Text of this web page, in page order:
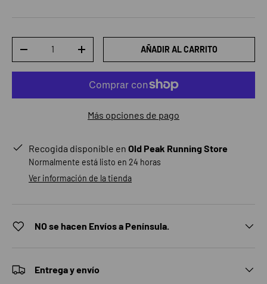
DISMINUIR CANTIDADAUMENTAR LA CANTIDADAÑADIR AL CARRITO
Más opciones de pago
Recogida disponible en Old Peak Running Store
Normalmente está listo en 24 horas
Ver información de la tienda
NO se hacen Envíos a Península.
Entrega y envío